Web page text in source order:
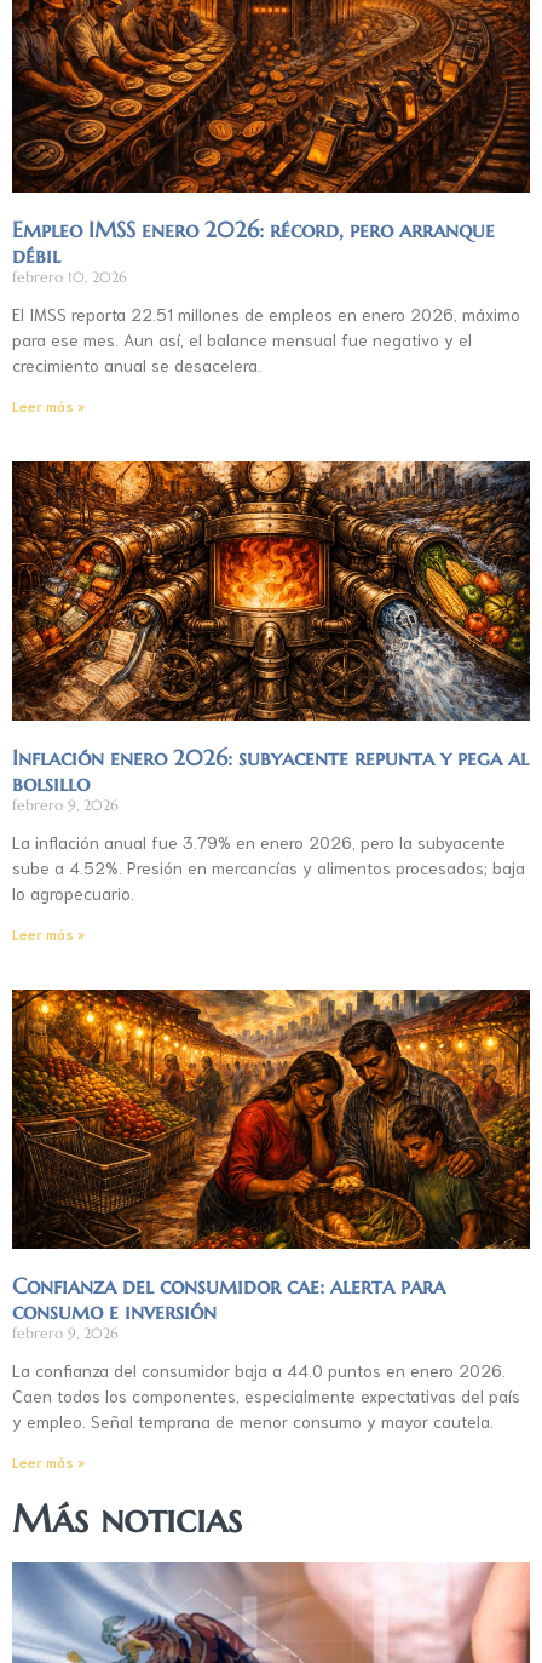
Empleo IMSS enero 2026: récord, pero arranque
débil
febrero 10, 2026
El IMSS reporta 22.51 millones de empleos en enero 2026, máximo
para ese mes. Aun así, el balance mensual fue negativo y el
crecimiento anual se desacelera.
Leer más »
Inflación enero 2026: subyacente repunta y pega al
bolsillo
febrero 9, 2026
La inflación anual fue 3.79% en enero 2026, pero la subyacente
sube a 4.52%. Presión en mercancías y alimentos procesados; baja
lo agropecuario.
Leer más »
Confianza del consumidor cae: alerta para
consumo e inversión
febrero 9, 2026
La confianza del consumidor baja a 44.0 puntos en enero 2026.
Caen todos los componentes, especialmente expectativas del país
y empleo. Señal temprana de menor consumo y mayor cautela.
Leer más »
Más noticias